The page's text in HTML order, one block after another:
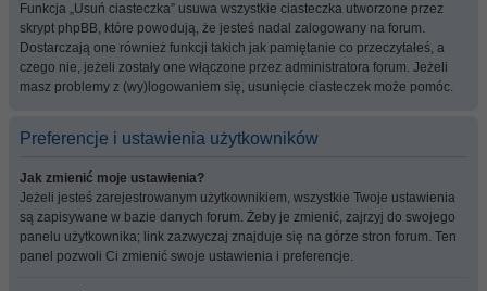
Funkcja „Usuń ciasteczka” usuwa wszystkie ciasteczka utworzone przez
skrypt phpBB, które powodują, że jesteś nadal zalogowany na forum.
Dostarczają one również funkcji takich jak pamiętanie co przeczytałeś, a
czego nie, jeżeli zostały one włączone przez administratora forum. Jeżeli
masz problemy z (wy)logowaniem się, usunięcie ciasteczek może pomóc.
Preferencje i ustawienia użytkowników
Jak zmienić moje ustawienia?
Jeżeli jesteś zarejestrowanym użytkownikiem, wszystkie Twoje ustawienia
są zapisywane w bazie danych forum. Żeby je zmienić, zajrzyj do swojego
panelu użytkownika; link zazwyczaj znajduje się na górze stron forum. Ten
panel pozwoli Ci zmienić swoje ustawienia i preferencje.